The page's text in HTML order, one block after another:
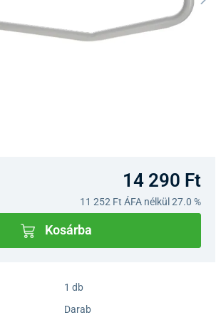
14 290 Ft
11 252 Ft ÁFA nélkül 27.0 %
Kosárba
1 db
Darab